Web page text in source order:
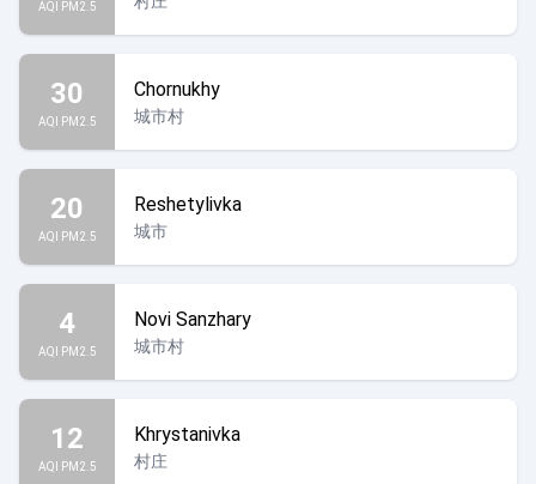
AQI PM2.5
30
AQI PM2.5
Chornukhy
城市村
20
AQI PM2.5
Reshetylivka
城市
4
AQI PM2.5
Novi Sanzhary
城市村
12
AQI PM2.5
Khrystanivka
村庄